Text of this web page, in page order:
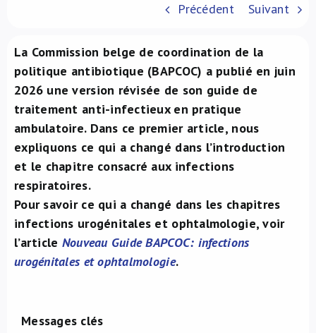
À propos de nous
Précédent Suivant
La Commission belge de coordination de la
politique antibiotique (BAPCOC) a publié en juin
2026 une version révisée de son guide de
traitement anti-infectieux en pratique
ambulatoire. Dans ce premier article, nous
expliquons ce qui a changé dans l’introduction
et le chapitre consacré aux infections
respiratoires.
Pour savoir ce qui a changé dans les chapitres
infections urogénitales et ophtalmologie, voir
l’article Nouveau Guide BAPCOC: infections
urogénitales et ophtalmologie.
Messages clés